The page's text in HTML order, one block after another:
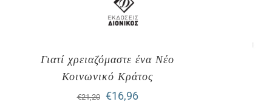
Γιατί χρειαζόμαστε ένα Νέο
Κοινωνικό Κράτος
€21,20
Original
€16,96Η